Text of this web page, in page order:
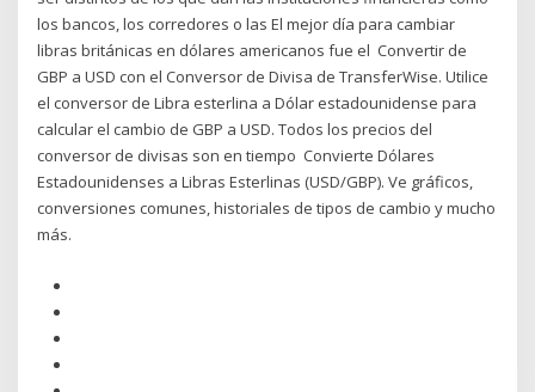
los bancos, los corredores o las El mejor día para cambiar
libras británicas en dólares americanos fue el Convertir de
GBP a USD con el Conversor de Divisa de TransferWise. Utilice
el conversor de Libra esterlina a Dólar estadounidense para
calcular el cambio de GBP a USD. Todos los precios del
conversor de divisas son en tiempo Convierte Dólares
Estadounidenses a Libras Esterlinas (USD/GBP). Ve gráficos,
conversiones comunes, historiales de tipos de cambio y mucho
más.